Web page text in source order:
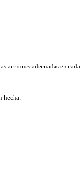
acciones adecuadas en
hecha.